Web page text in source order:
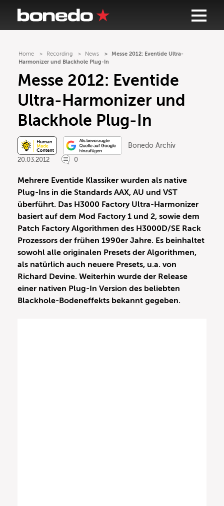
Home Recording News
Messe 2012: Eventide Ultra-
Harmonizer und Blackhole Plug-In
Messe 2012: Eventide
Ultra-Harmonizer und
Blackhole Plug-In
Bonedo Archiv
20.03.2012
0
Mehrere Eventide Klassiker wurden als native
Plug-Ins in die Standards AAX, AU und VST
überführt. Das H3000 Factory Ultra-Harmonizer
basiert auf dem Mod Factory 1 und 2, sowie dem
Patch Factory Algorithmen des H3000D/SE Rack
Prozessors der frühen 1990er Jahre. Es beinhaltet
sowohl alle originalen Presets der Algorithmen,
als natürlich auch neuere Presets, u.a. von
Richard Devine. Weiterhin wurde der Release
einer nativen Plug-In Version des beliebten
Blackhole-Bodeneffekts bekannt gegeben.